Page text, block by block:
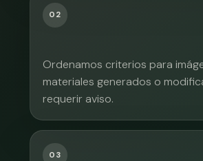
02
Ordenamos criterios para
materiales generados o
requerir aviso.
03